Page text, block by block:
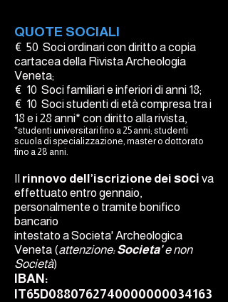
QUOTE SOCIALI
€ 50 Soci ordinari con diritto a copia
cartacea della Rivista Archeologia
Veneta;
€ 10 Soci familiari e inferiori di anni 18;
€ 10 Soci studenti di età compresa tra i
18 e i 28 anni* con diritto alla rivista,
*studenti universitari fino a 25 anni; studenti
scuola di specializzazione, master o dottorato
fino a 28 anni.
Il rinnovo dell’iscrizione dei soci va
effettuato entro gennaio,
personalmente o tramite bonifico
bancario
intestato a Societa' Archeologica
Veneta (attenzione:Societa'e non
Società)
IBAN:
IT65D0880762740000000034163